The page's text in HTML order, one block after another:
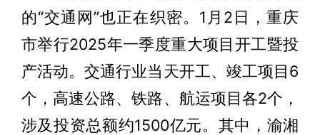
的“交通网”也正在织密。1月2日，重庆
市举行2025年一季度重大项目开工暨投
产活动。交通行业当天开工、竣工项目6
个，高速公路、铁路、航运项目各2个，
涉及投资总额约1500亿元。其中，渝湘